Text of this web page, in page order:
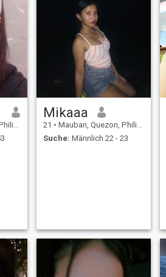
und
Mikaaa
21 • Mauban, Quezon, Philippinen
Suche: Männlich 22 - 23